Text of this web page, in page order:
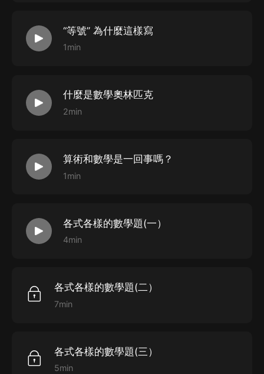
“等號” 為什麼這樣寫
1min
什麼是數學奧林匹克
2min
算術和數學是一回事嗎？
1min
各式各樣的數學題(一）
4min
各式各樣的數學題(二）
7min
各式各樣的數學題(三）
5min